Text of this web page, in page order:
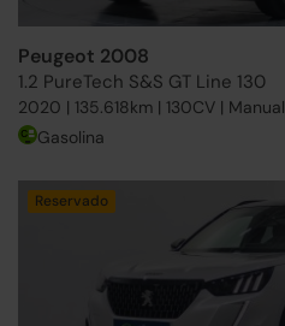
Peugeot 2008
1.2 PureTech S&S GT Line 130
2020 | 135.618km | 130CV | Manual
Gasolina
Reservado